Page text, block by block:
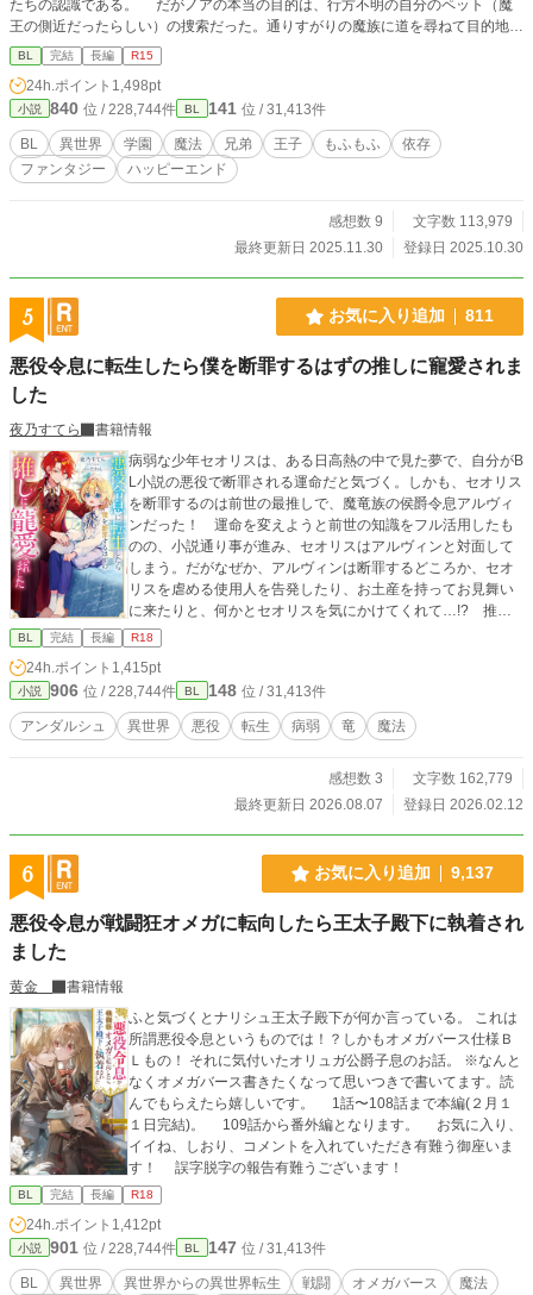
たちの認識である。 だがノアの本当の目的は、行方不明の自分のペット（魔
王の側近だったらしい）の捜索だった。通りすがりの魔族に道を尋ねて目的地へ
向かう途中、ノアは完璧な変装をしていたにも関わらず、何故かノアを追ってき
たらしい王子サミュエルに捕まってしまう。 ◇拙作「僕が勇者に殺された
件。」に出てきたノアの話ですが、一応単体でも読めます。 ◇テキトー設定。
細かいツッコミはご容赦ください。見切り発車なので不定期更新となります。
BL 完結 長編 R15
24h.ポイント 1,498pt
小説 840 位 / 228,744件 BL 141 位 / 31,413件
BL 異世界 学園 魔法 兄弟 王子 もふもふ
依存
ファンタジー
ハッピーエンド
感想数 9
文字数 113,979
最終更新日 2025.11.30
登録日 2025.10.30
5 お気に入り追加 811
悪役令息に転生したら僕を断罪するはずの推しに寵愛されま
した
夜乃すてら
書籍情報
病弱な少年セオリスは、ある日高熱の中で見た夢で、自分がB
L小説の悪役で断罪される運命だと気づく。しかも、セオリス
を断罪するのは前世の最推しで、魔竜族の侯爵令息アルヴィ
ンだった！ 運命を変えようと前世の知識をフル活用したも
のの、小説通り事が進み、セオリスはアルヴィンと対面して
しまう。だがなぜか、アルヴィンは断罪するどころか、セオ
リスを虐める使用人を告発したり、お土産を持ってお見舞い
に来たりと、何かとセオリスを気にかけてくれて…!? 推し
に愛でられ、守られる幸せいっぱいの転生生活、開幕！
BL 完結 長編 R18
24h.ポイント 1,415pt
小説 906 位 / 228,744件 BL 148 位 / 31,413件
アンダルシュ 異世界 悪役 転生 病弱 竜 魔法
感想数 3
文字数 162,779
最終更新日 2026.08.07
登録日 2026.02.12
6 お気に入り追加 9,137
悪役令息が戦闘狂オメガに転向したら王太子殿下に執着され
ました
黄金
書籍情報
ふと気づくとナリシュ王太子殿下が何か言っている。 これは
所謂悪役令息というものでは！？しかもオメガバース仕様Ｂ
Ｌもの！ それに気付いたオリュガ公爵子息のお話。 ※なんと
なくオメガバース書きたくなって思いつきで書いてます。読
んでもらえたら嬉しいです。 1話〜108話まで本編(２月１
１日完結)。 109話から番外編となります。 お気に入り、
イイね、しおり、コメントを入れていただき有難う御座いま
す！ 誤字脱字の報告有難うございます！
BL 完結 長編 R18
24h.ポイント 1,412pt
小説 901 位 / 228,744件 BL 147 位 / 31,413件
BL 異世界 異世界からの異世界転生 戦闘 オメガバース 魔法